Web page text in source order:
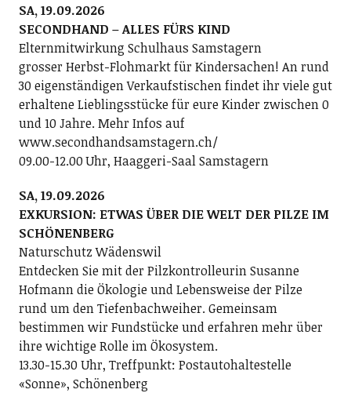
SA, 19.09.2026
SECONDHAND – ALLES FÜRS KIND
Elternmitwirkung Schulhaus Samstagern
grosser Herbst-Flohmarkt für Kindersachen! An rund
30 eigenständigen Verkaufstischen findet ihr viele gut
erhaltene Lieblingsstücke für eure Kinder zwischen 0
und 10 Jahre. Mehr Infos auf
www.secondhandsamstagern.ch/
09.00-12.00 Uhr, Haaggeri-Saal Samstagern
SA, 19.09.2026
EXKURSION: ETWAS ÜBER DIE WELT DER PILZE IM
SCHÖNENBERG
Naturschutz Wädenswil
Entdecken Sie mit der Pilzkontrolleurin Susanne
Hofmann die Ökologie und Lebensweise der Pilze
rund um den Tiefenbachweiher. Gemeinsam
bestimmen wir Fundstücke und erfahren mehr über
ihre wichtige Rolle im Ökosystem.
13.30-15.30 Uhr, Treffpunkt: Postautohaltestelle
«Sonne», Schönenberg